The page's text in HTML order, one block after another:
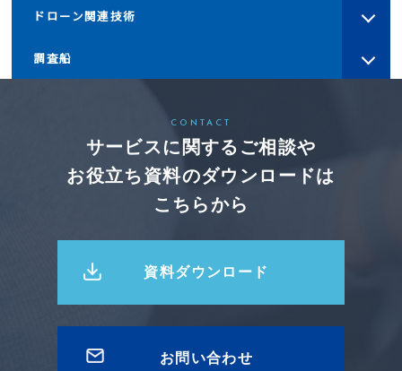
ドローン関連技術
調査船
CONTACT
サービスに関するご相談や
お役立ち資料のダウンロードは
こちらから
資料ダウンロード
お問い合わせ